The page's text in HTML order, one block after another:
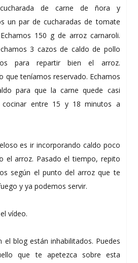
de carne de ñora y
un par de cucharadas de tomate
150 g de arroz carnaroli.
3 cazos de caldo de pollo
para repartir bien el arroz.
que teníamos reservado. Echamos
para que la carne quede casi
cocinar entre 15 y 18 minutos a
es ir incorporando caldo poco
el arroz. Pasado el tiempo, repito
según el punto del arroz que te
y ya podemos servir.
vídeo.
el blog están inhabilitados. Puedes
que te apetezca sobre esta